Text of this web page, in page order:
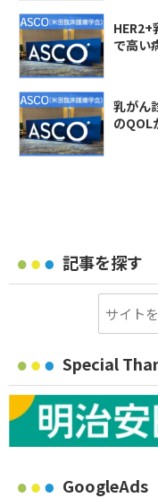
で高い
乳がん
のQOL
記事を探す
Special
GoogleAds